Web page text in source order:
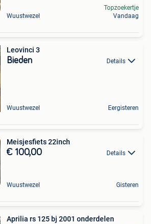
Wuustwezel
Topzoekertje
Vandaag
Leovinci 3
Bieden Details
Wuustwezel Eergisteren
Meisjesfiets 22inch
€ 100,00 Details
Wuustwezel Gisteren
Aprilia rs 125 bj 2001 onderdelen